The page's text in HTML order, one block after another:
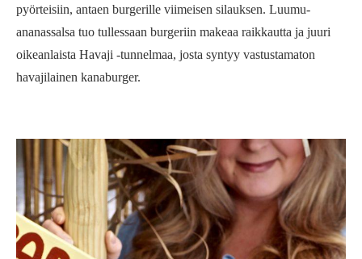
pyörteisiin, antaen burgerille viimeisen silauksen. Luumu-
ananassalsa tuo tullessaan burgeriin makeaa raikkautta ja juuri
oikeanlaista Havaji -tunnelmaa, josta syntyy vastustamaton
havajilainen kanaburger.